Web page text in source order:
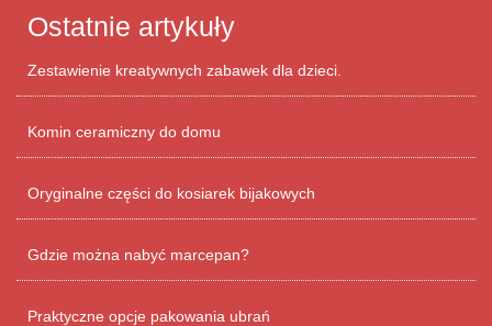
Ostatnie artykuły
Zestawienie kreatywnych zabawek dla dzieci.
Komin ceramiczny do domu
Oryginalne części do kosiarek bijakowych
Gdzie można nabyć marcepan?
Praktyczne opcje pakowania ubrań